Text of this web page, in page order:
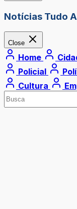
Notícias Tudo
Close
Home
Policial
Cultura